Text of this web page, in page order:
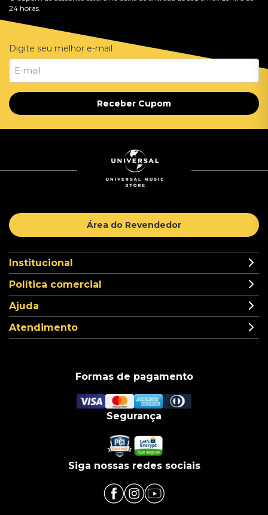
24 horas.
Digite seu melhor e-mail
Receber Cupom
Área do Revendedor
Institucional
Política comercial
Ajuda
Atendimento
Formas de pagamento
Segurança
Siga nossas redes sociais